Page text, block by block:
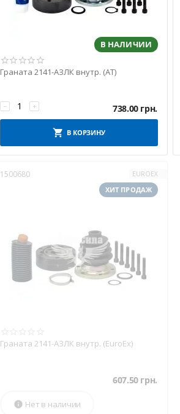
В НАЛИЧИИ
Граната 2141-АЗЛК внутр. (АТ)
+
− 738.00 грн.
В КОРЗИНУ
1500680
EUROEX
ХИТ ПРОДАЖ
Граната 2141-АЗЛК внутр. (EuroEx)
607.50 грн.
Нет в наличии
